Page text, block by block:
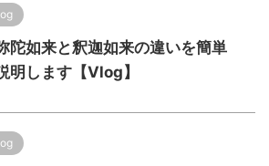
陀如来と釈迦如来の違いを簡単
明します【Vlog】